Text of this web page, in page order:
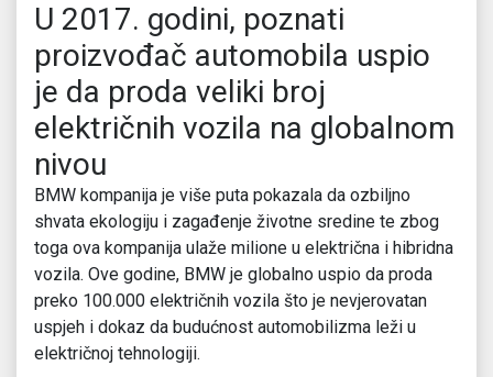
U 2017. godini, poznati
proizvođač automobila uspio
je da proda veliki broj
električnih vozila na globalnom
nivou
BMW kompanija je više puta pokazala da ozbiljno
shvata ekologiju i zagađenje životne sredine te zbog
toga ova kompanija ulaže milione u električna i hibridna
vozila. Ove godine, BMW je globalno uspio da proda
preko 100.000 električnih vozila što je nevjerovatan
uspjeh i dokaz da budućnost automobilizma leži u
električnoj tehnologiji.